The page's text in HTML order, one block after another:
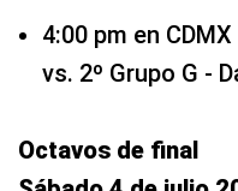
4:00 pm en
vs. 2º Grupo G -
Octavos de final